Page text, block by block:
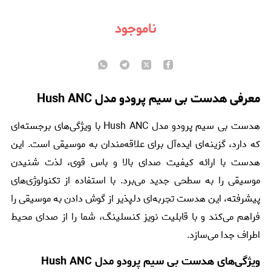
ناموجود
معرفی هدست بی سیم پرودو مدل Hush ANC
هدست بی سیم پرودو مدل Hush ANC با ویژگی‌های برجسته‌ای
که دارد، گزینه‌ای ایده‌آل برای علاقه‌مندان به موسیقی است. این
هدست با ارائه کیفیت صدای بالا و باس قوی، لذت شنیدن
موسیقی را به سطحی جدید می‌برد. با استفاده از تکنولوژی‌های
پیشرفته، این هدست تجربه‌ای دلپذیر از گوش دادن به موسیقی را
فراهم می‌کند و با قابلیت نویز کنسلینگ، شما را از صدای محیط
اطراف جدا می‌سازد.
ویژگی‌های هدست بی سیم پرودو مدل Hush ANC